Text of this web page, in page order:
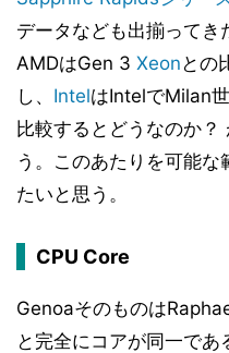
データなども出揃ってき
AMDはGen 3 Xeon との
し、 IntelはIntelでMilan
比較するとどうなのか
う。このあたりを可能
たいと思う。
CPU Core
Genoaそのものは
と完全にコアが同一で